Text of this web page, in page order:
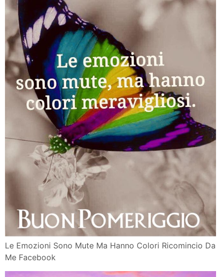
Le Emozioni Sono Mute Ma Hanno Colori Ricomincio Da
Me Facebook